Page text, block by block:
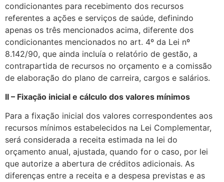
condicionantes para recebimento dos recursos
referentes a ações e serviços de saúde, definindo
apenas os três mencionados acima, diferente dos
condicionantes mencionados no art. 4º da Lei nº
8.142/90, que ainda incluía o relatório de gestão, a
contrapartida de recursos no orçamento e a comissão
de elaboração do plano de carreira, cargos e salários.
II – Fixação inicial e cálculo dos valores mínimos
Para a fixação inicial dos valores correspondentes aos
recursos mínimos estabelecidos na Lei Complementar,
será considerada a receita estimada na lei do
orçamento anual, ajustada, quando for o caso, por lei
que autorize a abertura de créditos adicionais. As
diferenças entre a receita e a despesa previstas e as